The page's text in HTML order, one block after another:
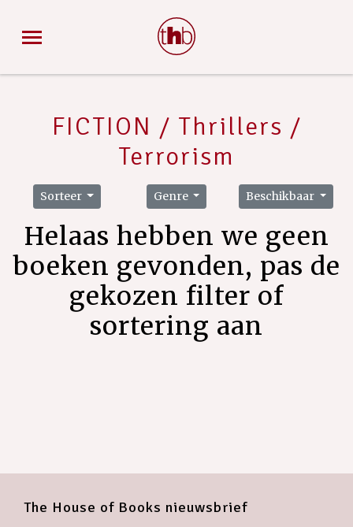
FICTION / Thrillers /
Terrorism
Sorteer Genre Beschikbaar
Helaas hebben we geen
boeken gevonden, pas de
gekozen filter of
sortering aan
The House of Books nieuwsbrief